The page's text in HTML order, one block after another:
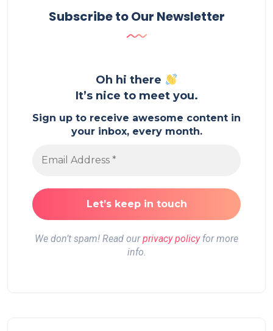
Subscribe to Our Newsletter
Oh hi there
It’s nice to meet you.
Sign up to receive awesome content in
your inbox, every month.
We don’t spam! Read ourprivacy policyfor more
info.